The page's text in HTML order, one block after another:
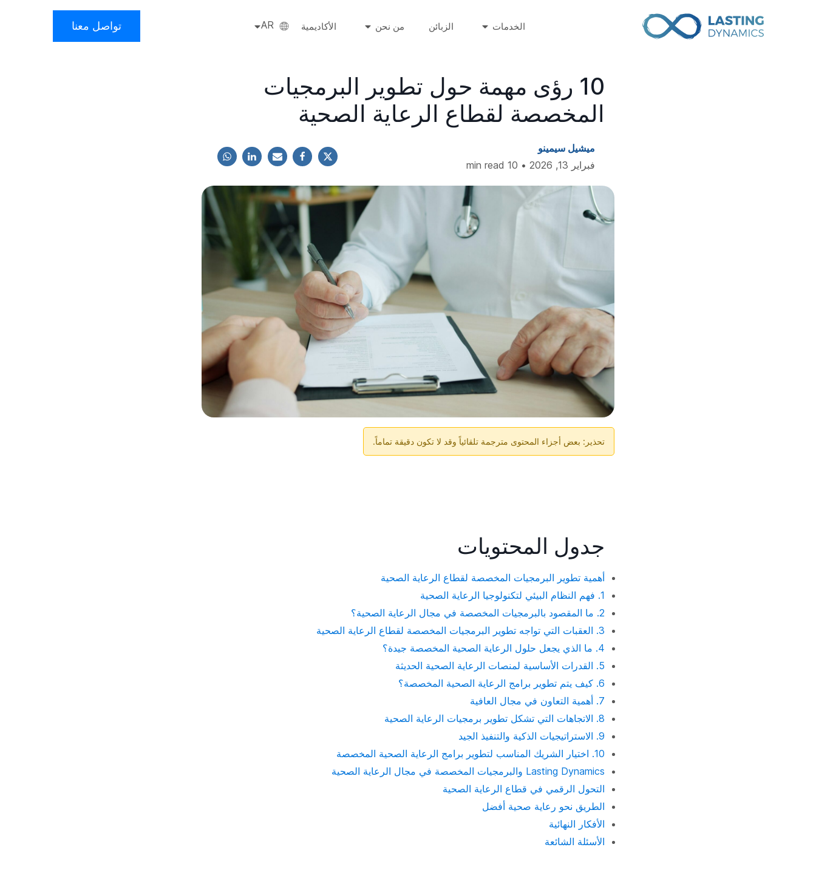
الخدمات الزبائن من نحن الأكاديمية AR تواصل معنا
10 رؤى مهمة حول تطوير البرمجيات
المخصصة لقطاع الرعاية الصحية
ميشيل سيمينو
فبراير 13, 2026 • 10 min read
تحذير: بعض أجزاء المحتوى مترجمة تلقائياً وقد لا تكون دقيقة تماماً.
جدول المحتويات
أهمية تطوير البرمجيات المخصصة لقطاع الرعاية الصحية
1. فهم النظام البيئي لتكنولوجيا الرعاية الصحية
2. ما المقصود بالبرمجيات المخصصة في مجال الرعاية الصحية؟
3. العقبات التي تواجه تطوير البرمجيات المخصصة لقطاع الرعاية الصحية
4. ما الذي يجعل حلول الرعاية الصحية المخصصة جيدة؟
5. القدرات الأساسية لمنصات الرعاية الصحية الحديثة
6. كيف يتم تطوير برامج الرعاية الصحية المخصصة؟
7. أهمية التعاون في مجال العافية
8. الاتجاهات التي تشكل تطوير برمجيات الرعاية الصحية
9. الاستراتيجيات الذكية والتنفيذ الجيد
10. اختيار الشريك المناسب لتطوير برامج الرعاية الصحية المخصصة
Lasting Dynamics والبرمجيات المخصصة في مجال الرعاية الصحية
التحول الرقمي في قطاع الرعاية الصحية
الطريق نحو رعاية صحية أفضل
الأفكار النهائية
الأسئلة الشائعة